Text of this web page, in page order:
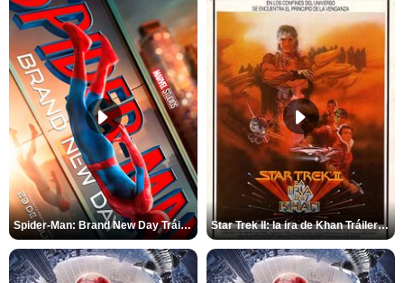
Spider-Man: Brand New Day Tráiler (3) Star Trek II: la ira de Khan Tráiler VO